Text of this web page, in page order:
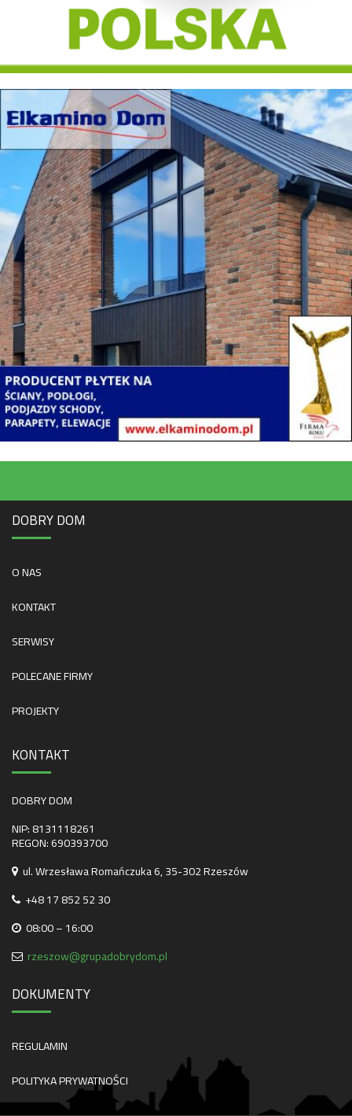
DOBRY DOM
O NAS
KONTAKT
SERWISY
POLECANE FIRMY
PROJEKTY
KONTAKT
DOBRY DOM
NIP: 8131118261
REGON: 690393700
ul. Wrzesława Romańczuka 6, 35-302 Rzeszów
+48 17 852 52 30
08:00 – 16:00
rzeszow@grupadobrydom.pl
DOKUMENTY
REGULAMIN
POLITYKA PRYWATNOŚCI